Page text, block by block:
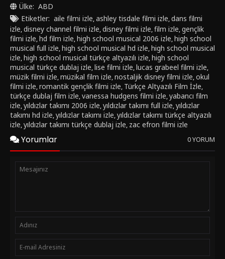
Ülke: ABD
Etiketler: aile filmi izle,ashley tisdale filmi izle,dans filmi
izle,disney channel filmi izle,disney filmi izle,film izle,gençlik
filmi izle,hd film izle,high school musical 2006 izle,high school
musical full izle,high school musical hd izle,high school musical
izle,high school musical türkçe altyazılı izle,high school
musical türkçe dublaj izle,lise filmi izle,lucas grabeel filmi izle,
müzik filmi izle,müzikal film izle,nostaljik disney filmi izle,okul
filmi izle,romantik gençlik filmi izle, Türkçe Altyazılı Film İzle,
türkçe dublaj film izle,vanessa hudgens filmi izle,yabancı film
izle,yıldızlar takımı 2006 izle,yıldızlar takımı full izle,yıldızlar
takımı hd izle,yıldızlar takımı izle,yıldızlar takımı türkçe altyazılı
izle,yıldızlar takımı türkçe dublaj izle, zac efron filmi izle
Yorumlar 0 YORUM